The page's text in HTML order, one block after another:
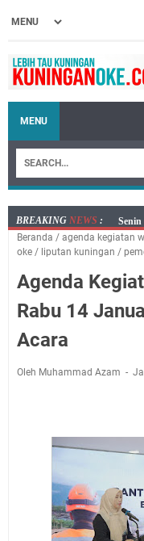
MENU
BREAKING NEWS :
2026
Mau
Beranda / agenda kegiatan
oke / liputan kuningan /
Agenda
Rabu 14
Acara
Oleh Muhammad Azam